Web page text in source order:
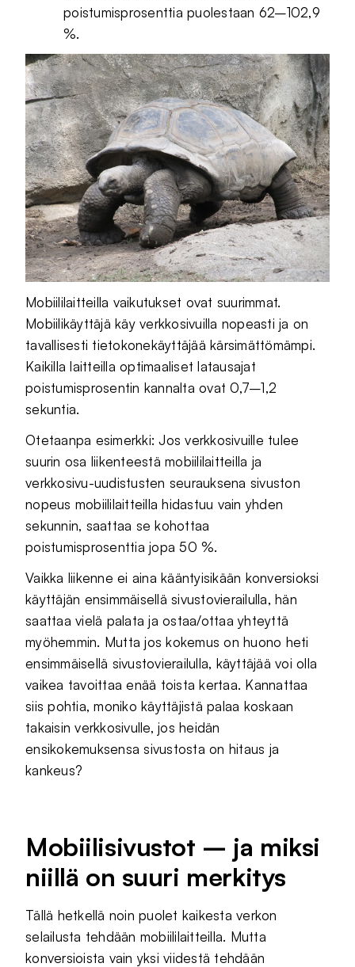
poistumisprosenttia puolestaan 62–102,9
%.
Mobiililaitteilla vaikutukset ovat suurimmat.
Mobiilikäyttäjä käy verkkosivuilla nopeasti ja on
tavallisesti tietokonekäyttäjää kärsimättömämpi.
Kaikilla laitteilla optimaaliset latausajat
poistumisprosentin kannalta ovat 0,7–1,2
sekuntia.
Otetaanpa esimerkki: Jos verkkosivuille tulee
suurin osa liikenteestä mobiililaitteilla ja
verkkosivu-uudistusten seurauksena sivuston
nopeus mobiililaitteilla hidastuu vain yhden
sekunnin, saattaa se kohottaa
poistumisprosenttia jopa 50 %.
Vaikka liikenne ei aina kääntyisikään konversioksi
käyttäjän ensimmäisellä sivustovierailulla, hän
saattaa vielä palata ja ostaa/ottaa yhteyttä
myöhemmin. Mutta jos kokemus on huono heti
ensimmäisellä sivustovierailulla, käyttäjää voi olla
vaikea tavoittaa enää toista kertaa. Kannattaa
siis pohtia, moniko käyttäjistä palaa koskaan
takaisin verkkosivulle, jos heidän
ensikokemuksensa sivustosta on hitaus ja
kankeus?
Mobiilisivustot – ja miksi
niillä on suuri merkitys
Tällä hetkellä noin puolet kaikesta verkon
selailusta tehdään mobiililaitteilla. Mutta
konversioista vain yksi viidestä tehdään